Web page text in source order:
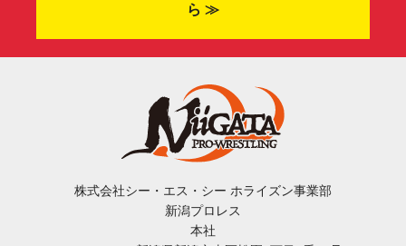
ら ≫
株式会社シー・エス・シー ホライズン事業部
新潟プロレス
本社